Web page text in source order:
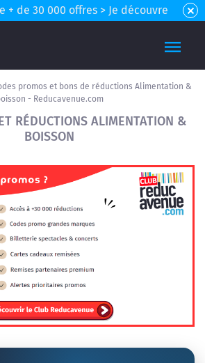
+ de 30 000 offres > Je découvre
promos et bons de réductions Alimentation &
- Reducavenue.com
RÉDUCTIONS ALIMENTATION &
BOISSON